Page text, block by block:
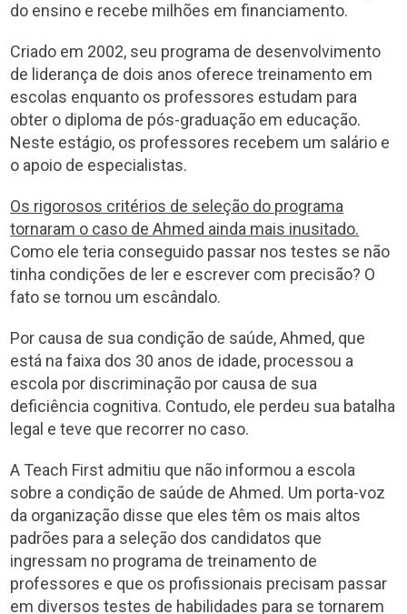
do ensino e recebe milhões em financiamento.
Criado em 2002, seu programa de desenvolvimento
de liderança de dois anos oferece treinamento em
escolas enquanto os professores estudam para
obter o diploma de pós-graduação em educação.
Neste estágio, os professores recebem um salário e
o apoio de especialistas.
Os rigorosos critérios de seleção do programa
tornaram o caso de Ahmed ainda mais inusitado.
Como ele teria conseguido passar nos testes se não
tinha condições de ler e escrever com precisão? O
fato se tornou um escândalo.
Por causa de sua condição de saúde, Ahmed, que
está na faixa dos 30 anos de idade, processou a
escola por discriminação por causa de sua
deficiência cognitiva. Contudo, ele perdeu sua batalha
legal e teve que recorrer no caso.
A Teach First admitiu que não informou a escola
sobre a condição de saúde de Ahmed. Um porta-voz
da organização disse que eles têm os mais altos
padrões para a seleção dos candidatos que
ingressam no programa de treinamento de
professores e que os profissionais precisam passar
em diversos testes de habilidades para se tornarem